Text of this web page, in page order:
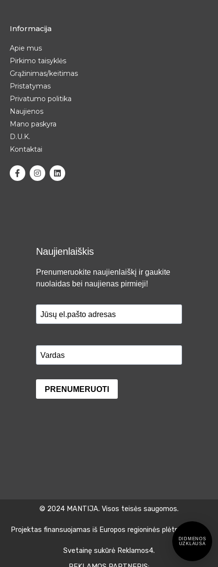
Informacija
Apie mus
Pirkimo taisyklės
Grąžinimas/keitimas
Pristatymas
Privatumo politika
Naujienos
Mano paskyra
D.U.K.
Kontaktai
© 2024 MANTIJA. Visos teisės saugomos.
Projektas finansuojamas iš Europos regioninės plėtros fondo.
Svetainę sukūrė Reklamos4.
DIDMENOS
UZKLAUSA